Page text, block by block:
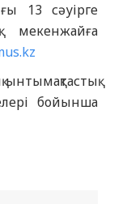
13 сәуірге
мекенжайға
бойынша